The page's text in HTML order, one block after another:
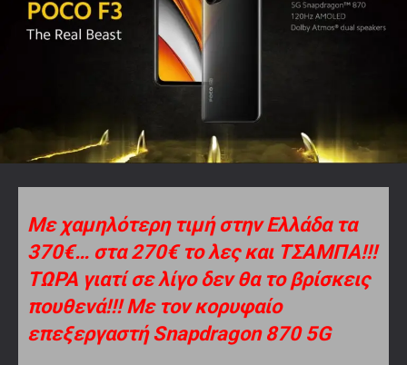
Με χαμηλότερη τιμή στην Ελλάδα τα
370€… στα 270€ το λες και ΤΣΑΜΠΑ!!!
ΤΩΡΑ γιατί σε λίγο δεν θα το βρίσκεις
πουθενά!!! Με τον κορυφαίο
επεξεργαστήSnapdragon 870 5G